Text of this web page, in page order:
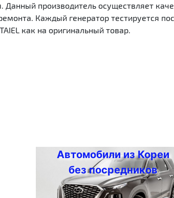
производитель осуществляет
Каждый генератор тестируется
как на оригинальный товар.
Автомобили из Кореи
без посредников